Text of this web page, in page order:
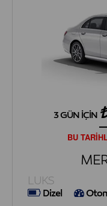
3 GÜN İÇIN
BU
LUKS
Dizel